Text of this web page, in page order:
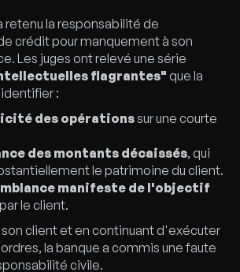
retenu la responsabilité de
crédit pour manquement à son
Les juges ont relevé une série
flagrantes" que la
:
des opérationssur une courte
des montants décaissés, qui
le patrimoine du client.
manifeste de l'objectif
par le client.
client et en continuant d'exécuter
la banque a commis une faute
civile.